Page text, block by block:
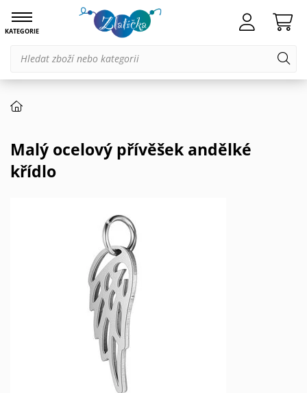
KATEGORIE
Malý ocelový přívěšek andělké
křídlo